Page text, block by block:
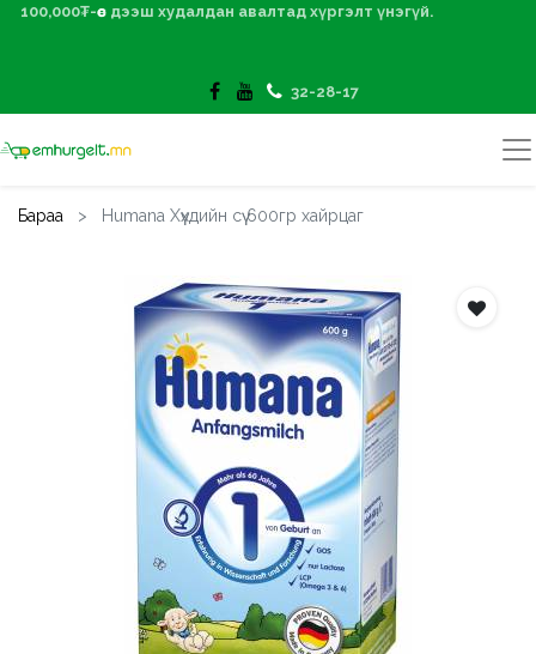
100,000₮-өөс дээш худалдан авалтад хүргэлт үнэгүй.
32-28-17
Бараа Humana Хүүхдийн сүү 600гр хайрцаг